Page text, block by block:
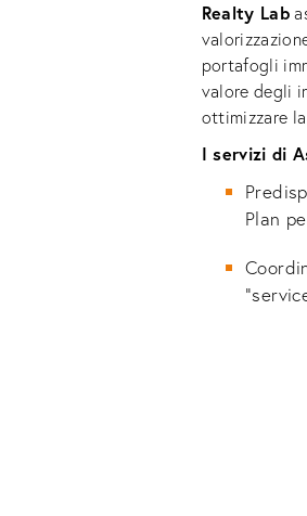
Realty Lab
portafogli
valore degli
ottimizzare
I servizi di
Plan